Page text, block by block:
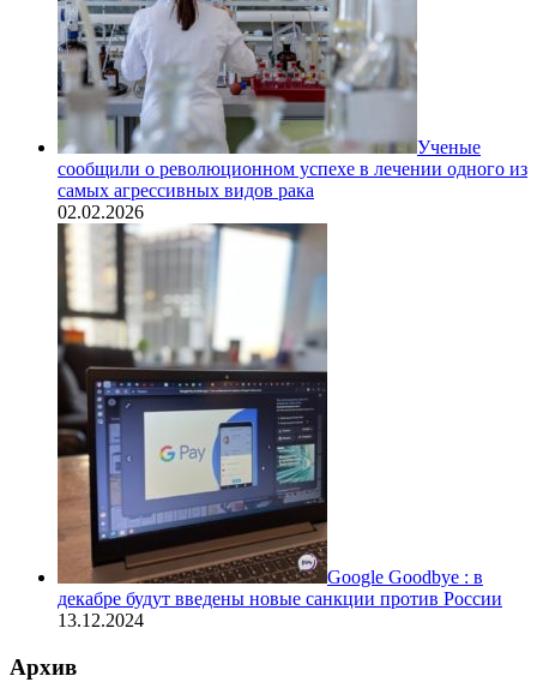
Ученые
сообщили о революционном успехе в лечении одного из
самых агрессивных видов рака
02.02.2026
Google Goodbye : в
декабре будут введены новые санкции против России
13.12.2024
Архив